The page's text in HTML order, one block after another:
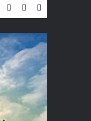
Switch
Sidebar
Random